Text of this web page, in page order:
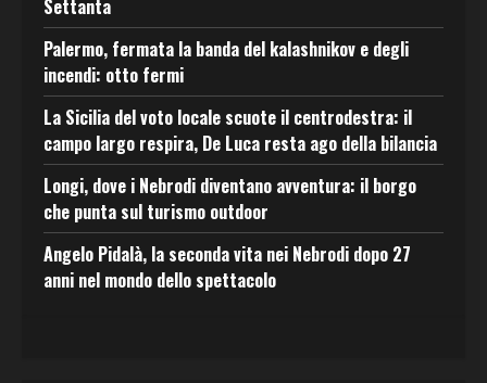
Settanta
Palermo, fermata la banda del kalashnikov e degli
incendi: otto fermi
La Sicilia del voto locale scuote il centrodestra: il
campo largo respira, De Luca resta ago della bilancia
Longi, dove i Nebrodi diventano avventura: il borgo
che punta sul turismo outdoor
Angelo Pidalà, la seconda vita nei Nebrodi dopo 27
anni nel mondo dello spettacolo